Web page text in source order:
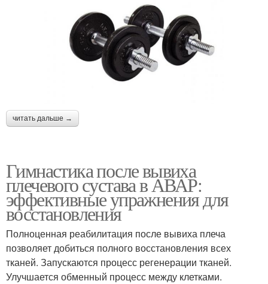
читать дальше →
Гимнастика после вывиха
плечевого сустава в АВАР:
эффективные упражнения для
восстановления
Полноценная реабилитация после вывиха плеча
позволяет добиться полного восстановления всех
тканей. Запускаются процесс регенерации тканей.
Улучшается обменный процесс между клетками.